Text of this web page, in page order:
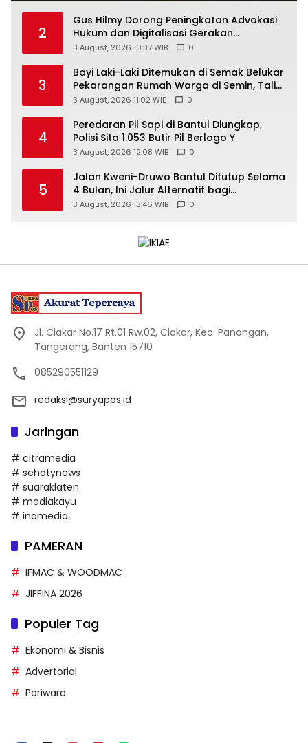
2
Gus Hilmy Dorong Peningkatan Advokasi
Hukum dan Digitalisasi Gerakan
Meningkatkan Kualitas PMII DIY
3 August, 2026 10:37 WIB 0
3
Bayi Laki-Laki Ditemukan di Semak Belukar
Pekarangan Rumah Warga di Semin, Tali
Pusar Masih Menempel
3 August, 2026 11:02 WIB 0
4
Peredaran Pil Sapi di Bantul Diungkap,
Polisi Sita 1.053 Butir Pil Berlogo Y
3 August, 2026 12:08 WIB 0
5
Jalan Kweni-Druwo Bantul Ditutup Selama
4 Bulan, Ini Jalur Alternatif bagi
Pengendara
3 August, 2026 13:46 WIB 0
Jl. Ciakar No.17 Rt.01 Rw.02, Ciakar, Kec. Panongan,
Tangerang, Banten 15710
085290551129
redaksi@suryapos.id
Jaringan
# citramedia
# sehatynews
# suaraklaten
# mediakayu
# inamedia
PAMERAN
IFMAC & WOODMAC
JIFFINA 2026
Populer Tag
Ekonomi & Bisnis
Advertorial
Pariwara